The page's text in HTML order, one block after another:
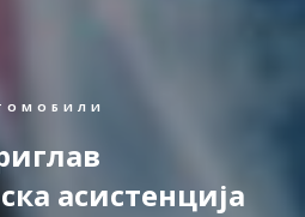
асистенција